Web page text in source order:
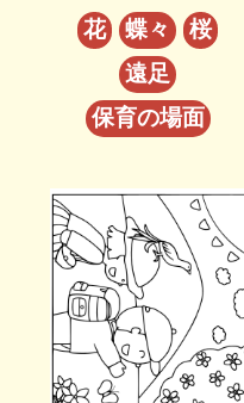
花 蝶々
桜
遠足
保育の場面